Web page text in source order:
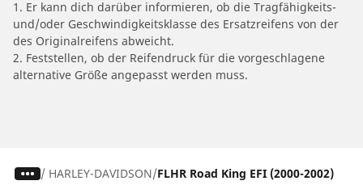
1. Er kann dich darüber informieren, ob die Tragfähigkeits-
und/oder Geschwindigkeitsklasse des Ersatzreifens von der
des Originalreifens abweicht.
2. Feststellen, ob der Reifendruck für die vorgeschlagene
alternative Größe angepasst werden muss.
/ HARLEY-DAVIDSON FLHR Road King EFI (2000-2002)